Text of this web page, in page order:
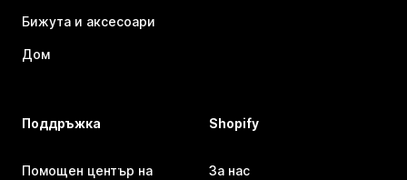
Бижута и аксесоари
Дом
Поддръжка
Помощен център на
Shopify
За нас